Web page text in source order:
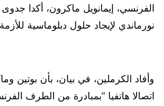
الفرنسي، إيمانويل ماكرون، أكدا
نورماندي لإيجاد حلول دبلوماسية
وأفاد الكرملين، في بيان، بأن بوتين
اتصالا هاتفيا “بمبادرة من الطرف